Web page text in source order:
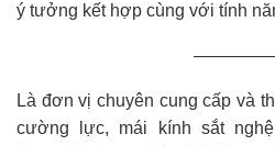
ý tưởng kết hợp cùng với tính
Là đơn vị chuyên cung cấp và
cường lực, mái kính sắt